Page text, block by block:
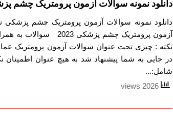
دانلود نمونه سوالات آزمون پرومتریک چشم
دانلود نمونه سوالات آزمون پرومتریک چشم پزشکی
آزمون پرومتریک چشم پزشکی
نکته : چیزی تحت عنوان سوالات آزمون پرومتریک
در جایی به شما پیشنهاد شد به هیچ عنوان اطمینان
شامل:...